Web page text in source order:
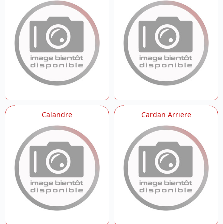
Pont Arriere
Pont Arriere Details
Pont Avant
Pont Avant Details
Porte Bagage Acier
Porte Bagage Plastique
Protections
Radiateur
Roue Arriere
Roue Avant
Selecteur De Vitesses
Selle
Serrure
Suspension Arriere
Suspension Avant
Systeme De Frein
Systeme Electrique
Systeme Eps
Transmission
Calandre Cardan Arriere